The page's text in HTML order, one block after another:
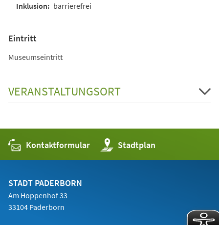
barrierefrei
Eintritt
Museumseintritt
VERANSTALTUNGSORT
Kontaktformular Stadtplan
(Öffnet
in
einem
STADT PADERBORN
Am Hoppenhof 33
33104 Paderborn